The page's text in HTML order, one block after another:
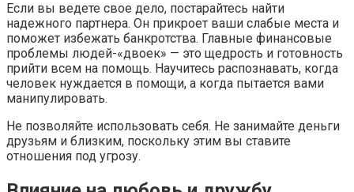
Если вы ведете свое дело, постарайтесь найти
надежного партнера. Он прикроет ваши слабые места и
поможет избежать банкротства. Главные финансовые
проблемы людей-«двоек» — это щедрость и готовность
прийти всем на помощь. Научитесь распознавать, когда
человек нуждается в помощи, а когда пытается вами
манипулировать.
Не позволяйте использовать себя. Не занимайте деньги
друзьям и близким, поскольку этим вы ставите
отношения под угрозу.